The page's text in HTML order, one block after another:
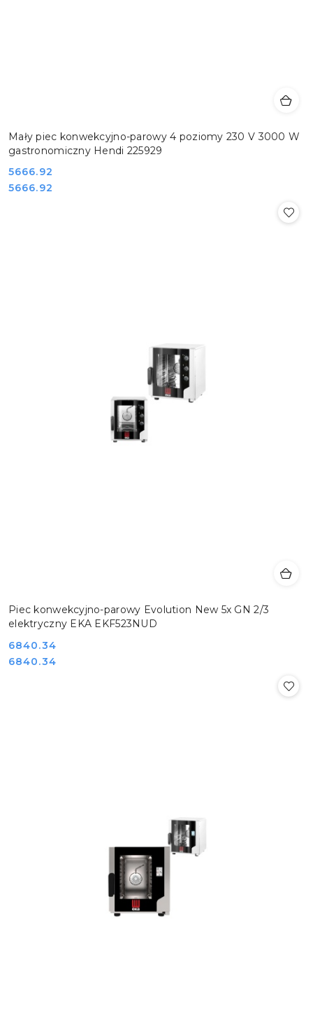
Mały piec konwekcyjno-parowy 4 poziomy 230 V 3000 W
gastronomiczny Hendi 225929
Cena:
5666.92
Cena:
5666.92
Piec konwekcyjno-parowy Evolution New 5x GN 2/3
elektryczny EKA EKF523NUD
Cena:
6840.34
Cena:
6840.34